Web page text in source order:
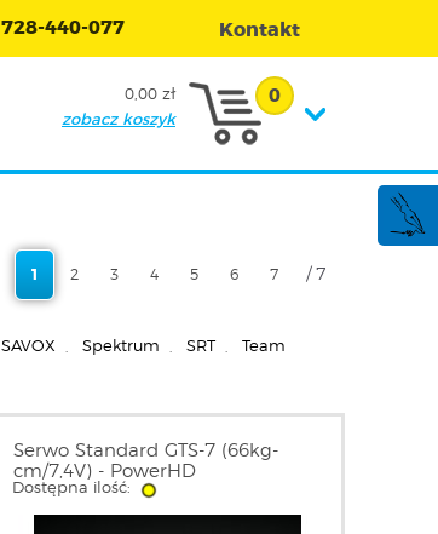
728-440-077 Kontakt
0,00 zł
zobacz koszyk
0
1 2 3 4 5 6 7 / 7
SAVOX Spektrum SRT
Team
Serwo Standard GTS-7 (66kg-
cm/7,4V) - PowerHD
Dostępna ilość: